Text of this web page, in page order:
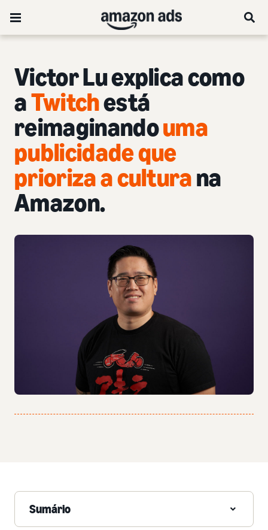
Victor Lu explica como
aTwitchestá
reimaginandouma
publicidade que
prioriza a culturana
Amazon.
Sumário